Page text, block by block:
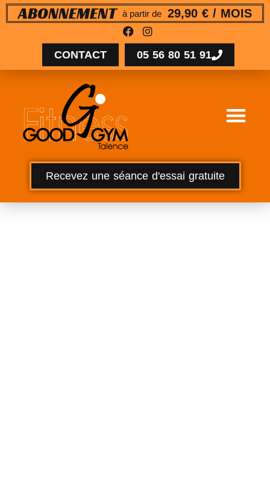
ABONNEMENT à partir de 29,90 € / MOIS
CONTACT 05 56 80 51 91
Recevez une séance d'essai gratuite